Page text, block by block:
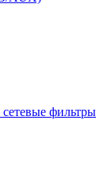
фильтры